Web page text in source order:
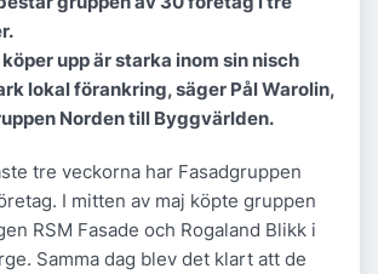
upp är starka inom sin nisch
lokal förankring, säger Pål Warolin,
Norden till Byggvärlden.
tre veckorna har Fasadgruppen
I mitten av maj köpte gruppen
RSM Fasade och Rogaland Blikk i
Samma dag blev det klart att de